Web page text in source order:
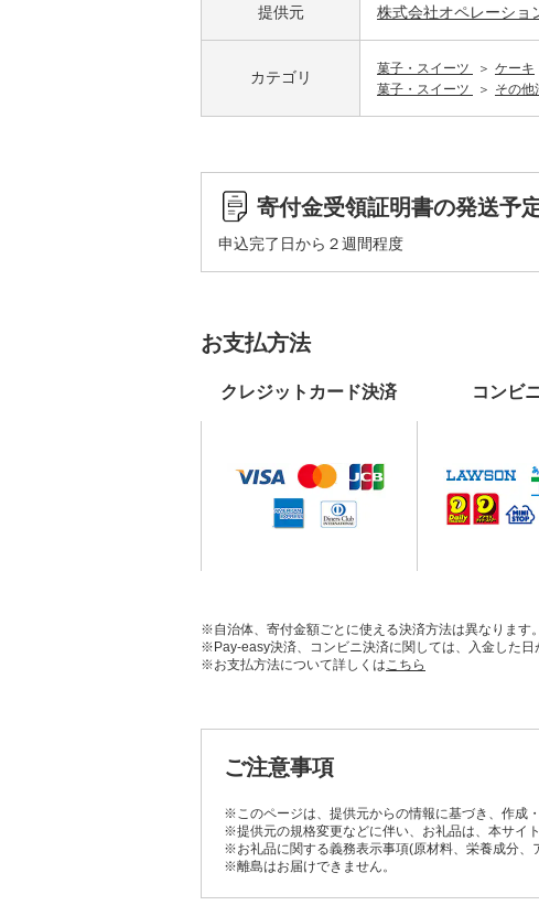
提供元 株式会社オペレーショ
カテゴリ 菓子・スイーツ
ケーキ
菓子・スイーツ
その他
寄付金受領証明書の発送予
申込完了日から２週間程度
お支払方法
クレジットカード決済 コンビ
※自治体、寄付金額ごとに使える決済方法は異なります。
※Pay-easy決済、コンビニ決済に関しては、入金した日
※お支払方法について詳しくはこちら
ご注意事項
※このページは、提供元からの情報に基づき、作成
※提供元の規格変更などに伴い、お礼品は、本サイ
※お礼品に関する義務表示事項(原材料、栄養成分、
※離島はお届けできません。